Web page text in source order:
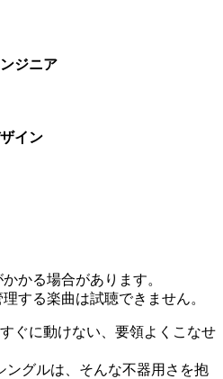
ジニア
イン
かる場合があります。
する楽曲は試聴できません。
ぐに動けない、要領よくこなせ
ングルは、そんな不器用さを抱